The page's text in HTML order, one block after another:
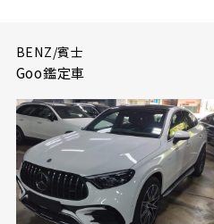
BENZ/賓士
Goo鑑定車